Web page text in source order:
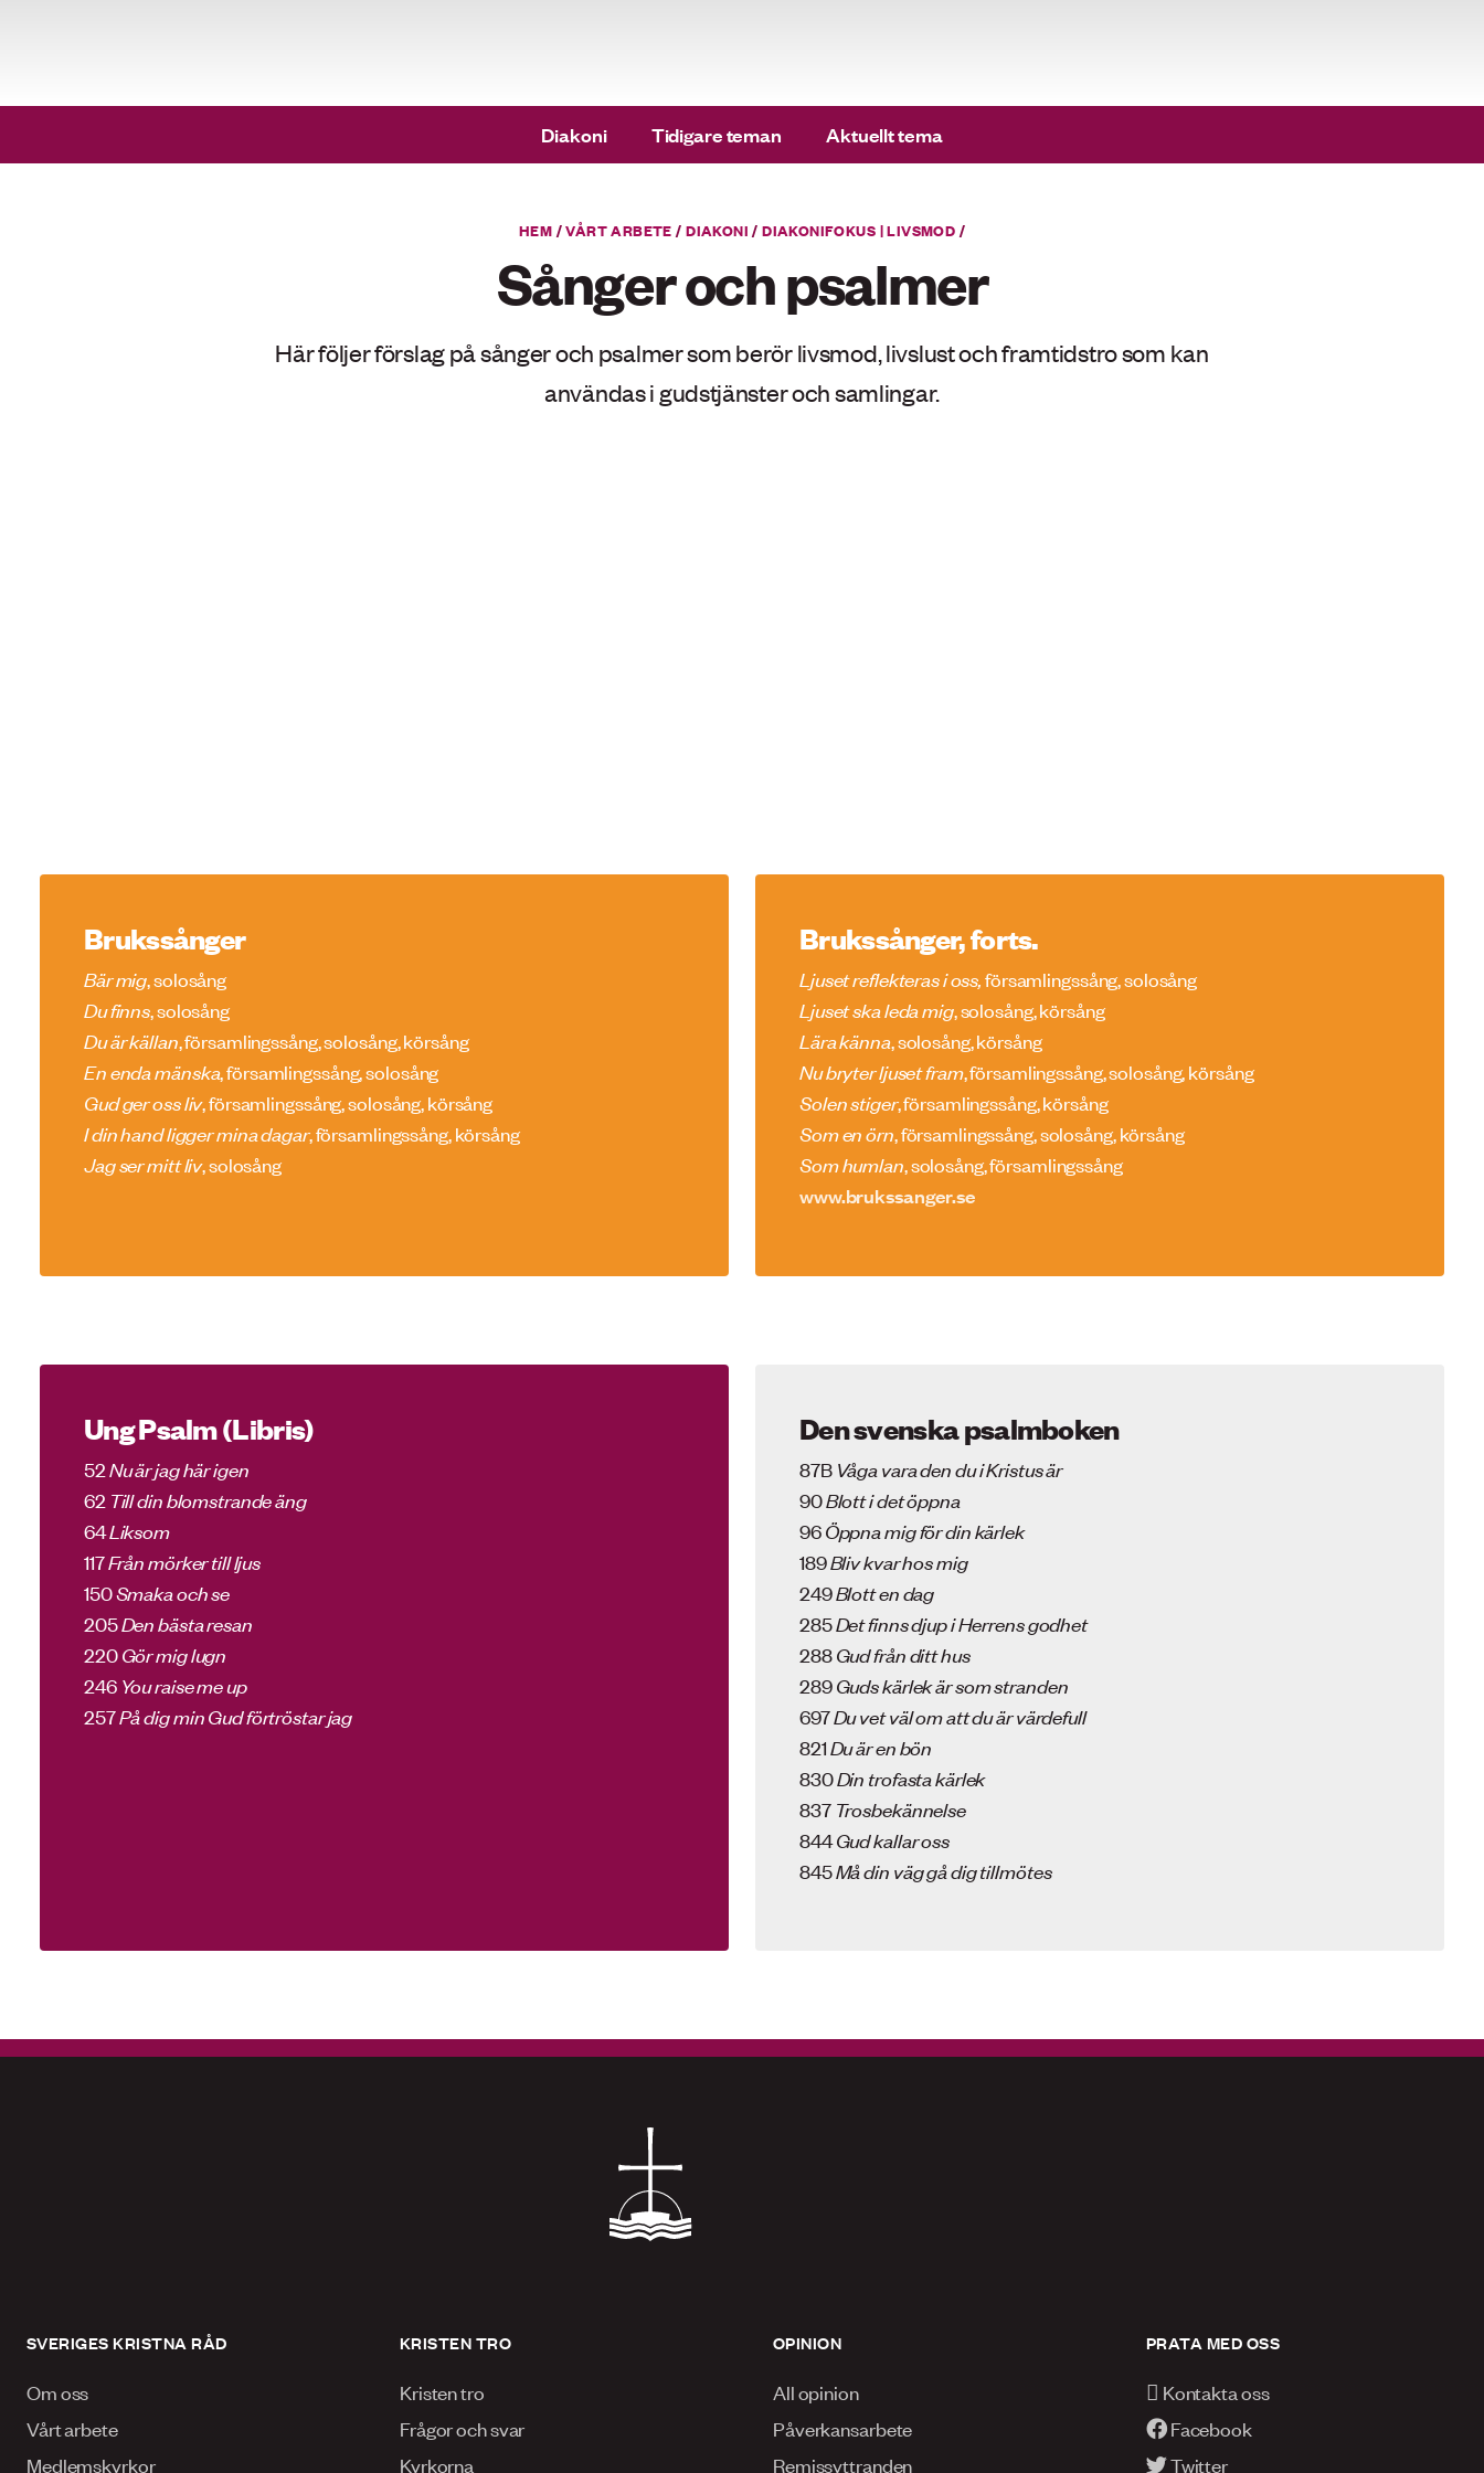
Diakoni Tidigare teman Aktuellt tema
HEM /VÅRT ARBETE /DIAKONI /DIAKONIFOKUS | LIVSMOD /
Sånger och psalmer
Här följer förslag på sånger och psalmer som berör livsmod, livslust och framtidstro som kan
användas i gudstjänster och samlingar.
Brukssånger
Bär mig , solosång
Du finns , solosång
Du är källan , församlingssång, solosång, körsång
En enda mänska, församlingssång, solosång
Gud ger oss liv, församlingssång, solosång, körsång
I din hand ligger mina dagar, församlingssång, körsång
Jag ser mitt liv, solosång
Brukssånger, forts.
Ljuset reflekteras i oss, församlingssång, solosång
Ljuset ska leda mig, solosång, körsång
Lära känna, solosång, körsång
Nu bryter ljuset fram, församlingssång, solosång, körsång
Solen stiger, församlingssång, körsång
Som en örn , församlingssång, solosång, körsång
Som humlan , solosång, församlingssång
www.brukssanger.se
Ung Psalm (Libris)
52Nu är jag här igen
62 Till din blomstrande äng
64Liksom
117Från mörker till ljus
150Smaka och se
205Den bästa resan
220Gör mig lugn
246 You raise me up
257På dig min Gud förtröstar jag
Den svenska psalmboken
87B Våga vara den du i Kristus är
90Blott i det öppna
96Öppna mig för din kärlek
189Bliv kvar hos mig
249Blott en dag
285Det finns djup i Herrens godhet
288Gud från ditt hus
289Guds kärlek är som stranden
697Du vet väl om att du är värdefull
821Du är en bön
830Din trofasta kärlek
837 Trosbekännelse
844Gud kallar oss
845Må din väg gå dig tillmötes
SVERIGES KRISTNA RÅD
Om oss
Vårt arbete
Medlemskyrkor
KRISTEN TRO
Kristen tro
Frågor och svar
Kyrkorna
OPINION
All opinion
Påverkansarbete
Remissyttranden
PRATA MED OSS
Kontakta oss
Facebook
Twitter